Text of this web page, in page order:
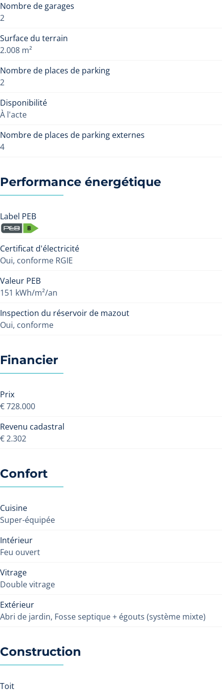
Nombre de garages
2
Surface du terrain
2.008 m²
Nombre de places de parking
2
Disponibilité
À l'acte
Nombre de places de parking externes
4
Performance énergétique
Label PEB
Certificat d'électricité
Oui, conforme RGIE
Valeur PEB
151 kWh/m²/an
Inspection du réservoir de mazout
Oui, conforme
Financier
Prix
€ 728.000
Revenu cadastral
€ 2.302
Confort
Cuisine
Super-équipée
Intérieur
Feu ouvert
Vitrage
Double vitrage
Extérieur
Abri de jardin, Fosse septique + égouts (système mixte)
Construction
Toit